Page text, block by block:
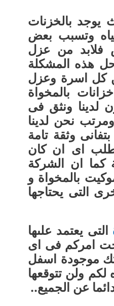
يوجد بالخزنات
وتسبب بعض
فلابد من عزل
هذه المشكلة
كل اسرة وعزل
بالمخواة
لدينا ونثق فى
نحن لدينا
وثقة تامة
طلب اى ان كان
كما ان الشركة
بالمخواة و
التى يحتاجها
التى يعتمد علىها
امركم فى اى
موجودة اسفل
ولن تتوقعها
عن الجميع..